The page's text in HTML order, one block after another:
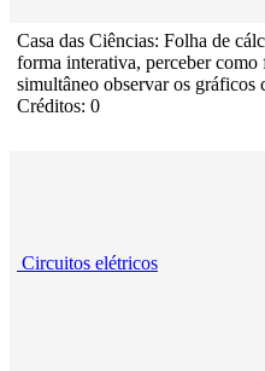
Casa das Ciências: Folha de
forma interativa, perceber
simultâneo observar os gráficos
Créditos: 0
Circuitos elétricos